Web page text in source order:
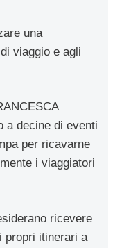
una
viaggio e agli
a decine di eventi
per ricavarne
i viaggiatori
ricevere
propri itinerari a